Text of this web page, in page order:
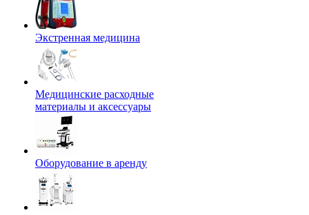
Экстренная медицина
Медицинские расходные
материалы и аксессуары
Оборудование в аренду